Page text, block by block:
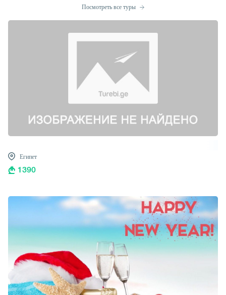
Посмотреть все туры
Египет
1390